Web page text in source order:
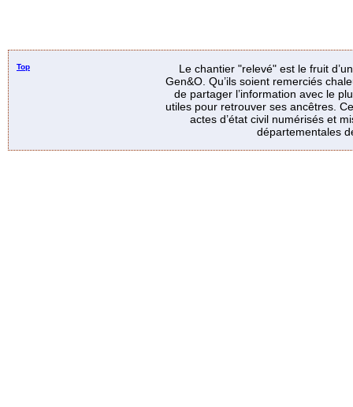
Top
Le chantier "relevé" est le fruit
Gen&O. Qu’ils soient remerciés
de partager l’information avec le
utiles pour retrouver ses ancêtres.
actes d’état civil numérisés et
départementales